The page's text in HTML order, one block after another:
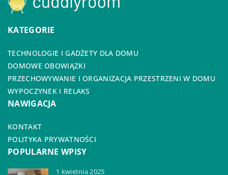
KATEGORIE
TECHNOLOGIE I GADŻETY DLA DOMU
DOMOWE OBOWIĄZKI
PRZECHOWYWANIE I ORGANIZACJA PRZESTRZENI W DOMU
WYPOCZYNEK I RELAKS
NAWIGACJA
KONTAKT
POLITYKA PRYWATNOŚCI
POPULARNE WPISY
1 kwietnia 2025